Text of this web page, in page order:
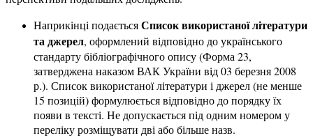
Наприкінці подаєтьсяСписок використаної літератури
та джерел, оформлений відповідно до українського
стандарту бібліографічного опису (Форма 23,
затверджена наказом ВАК України від 03 березня 2008
р.). Список використаної літератури і джерел (не менше
15 позицій) формулюється відповідно до порядку їх
появи в тексті. Не допускається під одним номером у
переліку розміщувати дві або більше назв.